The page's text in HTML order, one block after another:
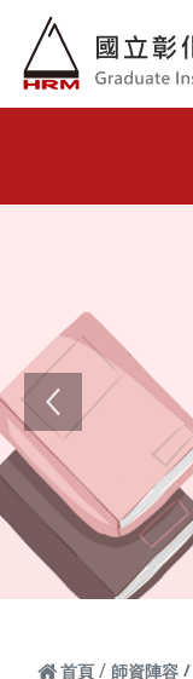
跳到主要內容
Previous
首頁 師資陣容